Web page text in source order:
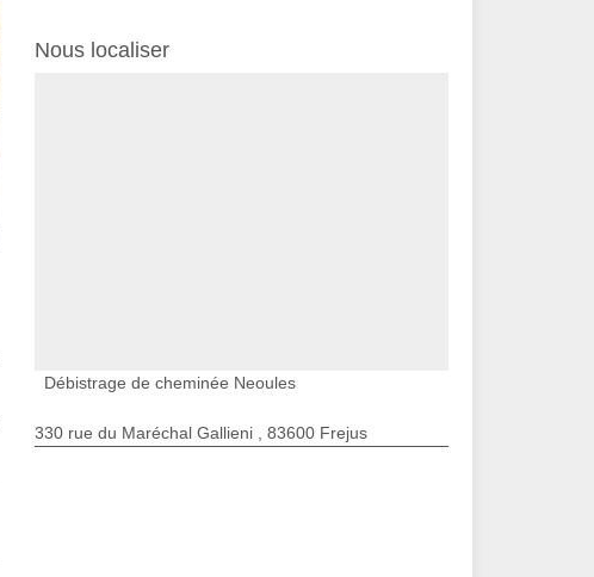
Nous localiser
Débistrage de cheminée Neoules
330 rue du Maréchal Gallieni , 83600 Frejus